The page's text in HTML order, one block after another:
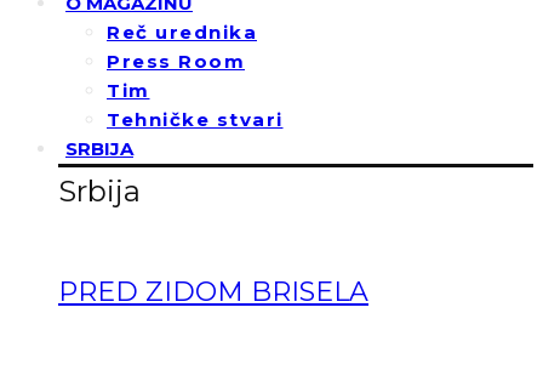
Reč urednika
Press Room
Tim
Tehničke stvari
SRBIJA
Srbija
PRED ZIDOM BRISELA